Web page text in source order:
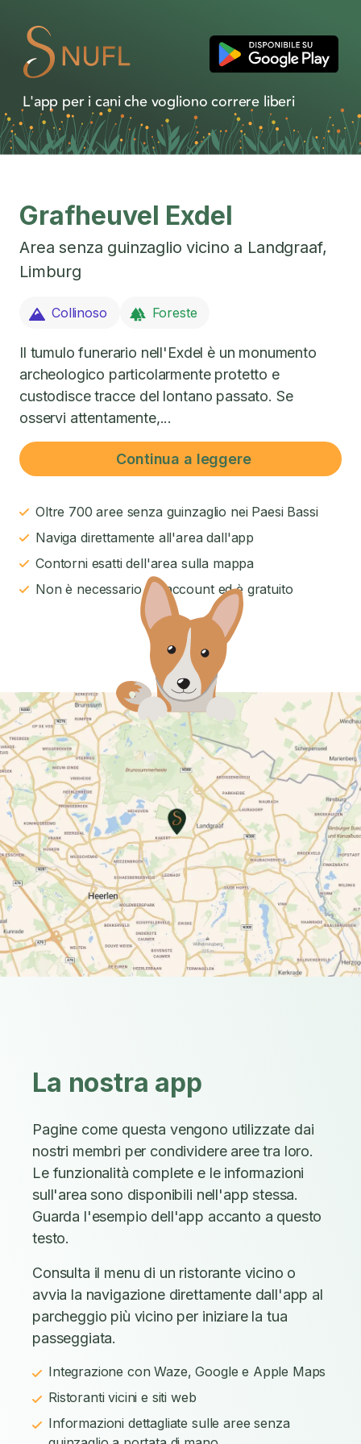
L'app per i cani che vogliono correre liberi
Grafheuvel Exdel
Area senza guinzaglio vicino a Landgraaf,
Limburg
Collinoso Foreste
Il tumulo funerario nell'Exdel è un monumento
archeologico particolarmente protetto e
custodisce tracce del lontano passato. Se
osservi attentamente,...
Continua a leggere
Oltre 700 aree senza guinzaglio nei Paesi Bassi
Naviga direttamente all'area dall'app
Contorni esatti dell'area sulla mappa
Non è necessario un account ed è gratuito
La nostra app
Pagine come questa vengono utilizzate dai
nostri membri per condividere aree tra loro.
Le funzionalità complete e le informazioni
sull'area sono disponibili nell'app stessa.
Guarda l'esempio dell'app accanto a questo
testo.
Consulta il menu di un ristorante vicino o
avvia la navigazione direttamente dall'app al
parcheggio più vicino per iniziare la tua
passeggiata.
Integrazione con Waze, Google e Apple Maps
Ristoranti vicini e siti web
Informazioni dettagliate sulle aree senza